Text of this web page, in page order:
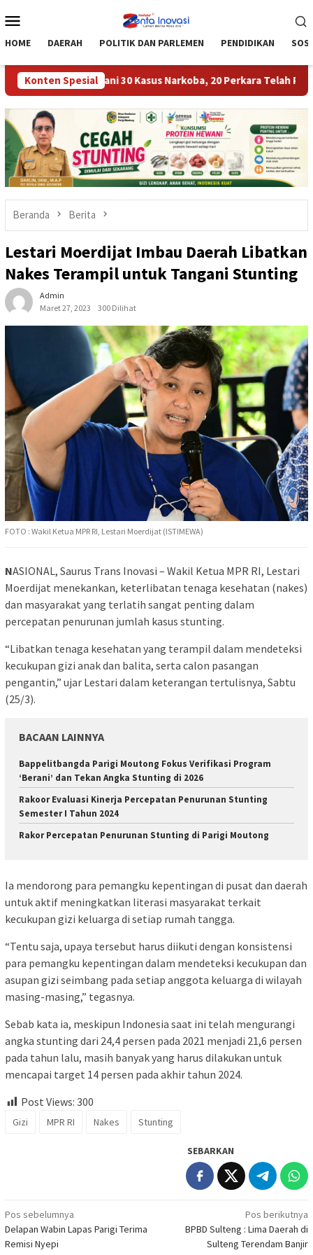
ke
Mobile
HOME DAERAH POLITIK DAN PARLEMEN PENDIDIKAN
Konten Spesial
Tangani 30 Kasus Narkoba, 20 Perkara Telah P21
Beranda Berita
Lestari Moerdijat Imbau Daerah Libatkan
Nakes Terampil untuk Tangani Stunting
Admin
Maret 27, 2023
300 Dilihat
FOTO : Wakil Ketua MPR RI, Lestari Moerdijat (ISTIMEWA)
NASIONAL, Saurus Trans Inovasi – Wakil Ketua MPR RI, Lestari
Moerdijat menekankan, keterlibatan tenaga kesehatan (nakes)
dan masyarakat yang terlatih sangat penting dalam
percepatan penurunan jumlah kasus stunting.
“Libatkan tenaga kesehatan yang terampil dalam mendeteksi
kecukupan gizi anak dan balita, serta calon pasangan
pengantin,” ujar Lestari dalam keterangan tertulisnya, Sabtu
(25/3).
BACAAN LAINNYA
Bappelitbangda Parigi Moutong Fokus Verifikasi Program
‘Berani’ dan Tekan Angka Stunting di 2026
Rakoor Evaluasi Kinerja Percepatan Penurunan Stunting
Semester I Tahun 2024
Rakor Percepatan Penurunan Stunting di Parigi Moutong
Ia mendorong para pemangku kepentingan di pusat dan daerah
untuk aktif meningkatkan literasi masyarakat terkait
kecukupan gizi keluarga di setiap rumah tangga.
“Tentu saja, upaya tersebut harus diikuti dengan konsistensi
para pemangku kepentingan dalam mendeteksi kecukupan dan
asupan gizi seimbang pada setiap anggota keluarga di wilayah
masing-masing,” tegasnya.
Sebab kata ia, meskipun Indonesia saat ini telah mengurangi
angka stunting dari 24,4 persen pada 2021 menjadi 21,6 persen
pada tahun lalu, masih banyak yang harus dilakukan untuk
mencapai target 14 persen pada akhir tahun 2024.
Post Views: 300
Gizi MPR RI Nakes Stunting
SEBARKAN
Navigasi
pos
Pos sebelumnya
Delapan Wabin Lapas Parigi Terima
Remisi Nyepi
Pos berikutnya
BPBD Sulteng : Lima Daerah di
Sulteng Terendam Banjir